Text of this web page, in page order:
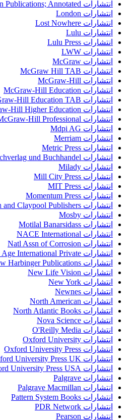
انتشارات Llewellyn Publications; Annotated
انتشارات London
انتشارات Lost Nowhere
انتشارات Lulu
انتشارات Lulu Press
انتشارات LWW
انتشارات McGraw
انتشارات McGraw Hill TAB
انتشارات McGraw-Hill
انتشارات McGraw-Hill Education
انتشارات McGraw-Hill Education TAB
انتشارات McGraw-Hill Higher Education
انتشارات McGraw-Hill Professional
انتشارات Mdpi AG
انتشارات Merriam
انتشارات Metric Press
انتشارات Meyer & Meyer Fachverlag und Buchhandel
انتشارات Milady
انتشارات Mill City Press
انتشارات MIT Press
انتشارات Momentum Press
انتشارات Morgan and Claypool Publishers
انتشارات Mosby
انتشارات Motilal Banarsidass
انتشارات NACE International
انتشارات Natl Assn of Corrosion
انتشارات New Age International Private
انتشارات New Harbinger Publications
انتشارات New Life Vision
انتشارات New York
انتشارات Newnes
انتشارات North American
انتشارات North Atlantic Books
انتشارات Nova Science
انتشارات O'Reilly Media
انتشارات Oxford University
انتشارات Oxford University Press
انتشارات Oxford University Press UK
انتشارات Oxford University Press USA
انتشارات Palgrave
انتشارات Palgrave Macmillan
انتشارات Pattern System Books
انتشارات PDR Network
انتشارات Pearson